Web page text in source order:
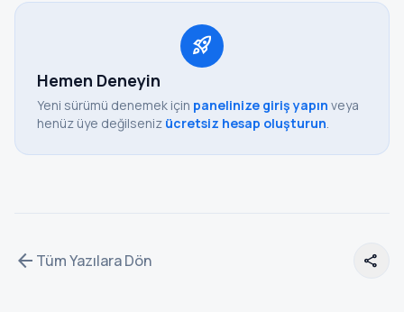
rocket_launch
Hemen Deneyin
Yeni sürümü denemek için panelinize giriş yapın veya
henüz üye değilseniz ücretsiz hesap oluşturun.
arrow_back Tüm Yazılara Dön share